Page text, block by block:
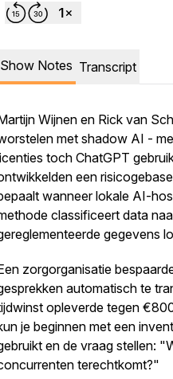
Show Notes Transcript
Wijnen en Rick van
met shadow AI -
toch ChatGPT
een
wanneer lokale AI-
classificeert data
gegevens
zorgorganisatie
automatisch te
opleverde tegen
je beginnen met een
en de vraag stellen:
terechtkomt?"